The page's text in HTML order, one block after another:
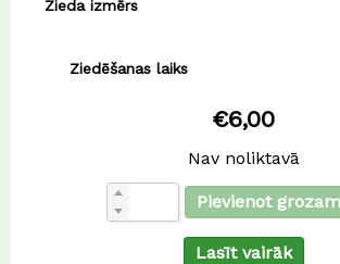
Zieda izmērs
Ziedēšanas laiks
€6,00
Nav noliktavā
Pievienot grozam
Lasīt vairāk